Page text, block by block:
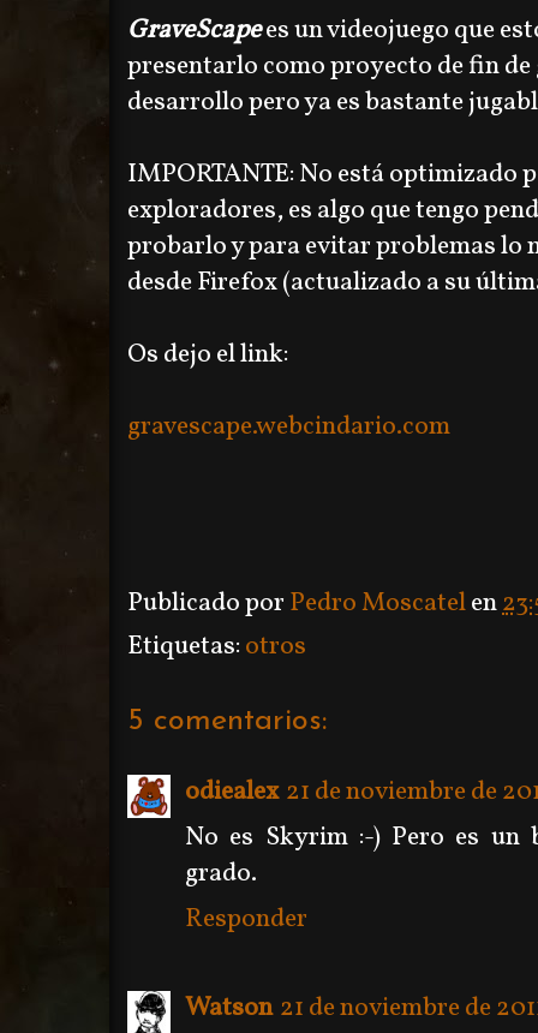
GraveScapees un videojuego que
presentarlo como proyecto de fin
desarrollo pero ya es bastante
IMPORTANTE: No está optimizado
exploradores, es algo que tengo
probarlo y para evitar problemas lo
desde Firefox (actualizado a su
Os dejo el link:
gravescape.webcindario.com
Publicado porPedro Moscatelen
Etiquetas:otros
5 comentarios:
odiealex 21 de noviembre de
No es Skyrim :-) Pero es
grado.
Responder
Watson 21 de noviembre de